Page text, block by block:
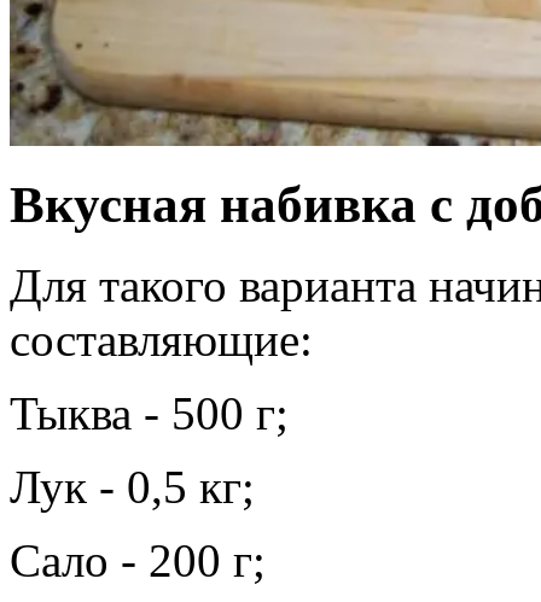
Вкусная набивка с
Для такого варианта
составляющие:
Тыква - 500 г;
Лук - 0,5 кг;
Сало - 200 г;